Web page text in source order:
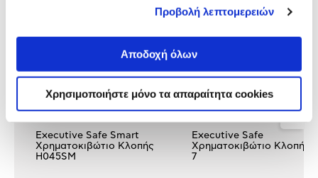
Προβολή λεπτομερειών
Αποδοχή όλων
Χρησιμοποιήστε μόνο τα απαραίτητα cookies
Executive Safe Smart
Χρηματοκιβώτιο Κλοπής
H045SΜ
Executive Safe
Χρηματοκιβώτιο Κλοπής
7